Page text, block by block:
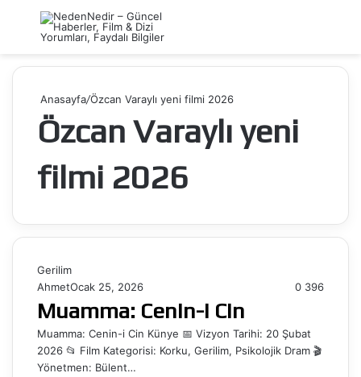
Menü
Anasayfa/Özcan Varaylı yeni filmi 2026
Özcan Varaylı yeni
filmi 2026
Gerilim
AhmetOcak 25, 2026 0 396
Muamma: Cenin-i Cin
Muamma: Cenin-i Cin Künye 📅 Vizyon Tarihi: 20 Şubat
2026 📂 Film Kategorisi: Korku, Gerilim, Psikolojik Dram 🎬
Yönetmen: Bülent…